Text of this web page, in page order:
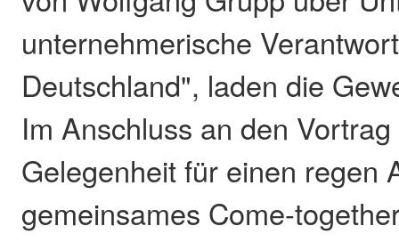
unternehmerische
Deutschland", laden die
Im Anschluss an den
Gelegenheit für einen regen
gemeinsames Come-